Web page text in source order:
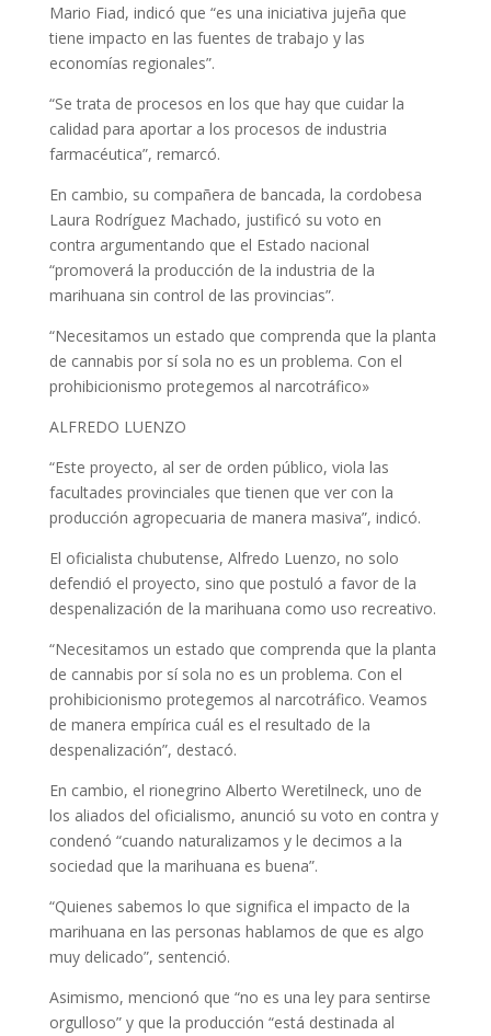
Mario Fiad, indicó que “es una iniciativa jujeña que
tiene impacto en las fuentes de trabajo y las
economías regionales”.
“Se trata de procesos en los que hay que cuidar la
calidad para aportar a los procesos de industria
farmacéutica”, remarcó.
En cambio, su compañera de bancada, la cordobesa
Laura Rodríguez Machado, justificó su voto en
contra argumentando que el Estado nacional
“promoverá la producción de la industria de la
marihuana sin control de las provincias”.
“Necesitamos un estado que comprenda que la planta
de cannabis por sí sola no es un problema. Con el
prohibicionismo protegemos al narcotráfico»
ALFREDO LUENZO
“Este proyecto, al ser de orden público, viola las
facultades provinciales que tienen que ver con la
producción agropecuaria de manera masiva”, indicó.
El oficialista chubutense, Alfredo Luenzo, no solo
defendió el proyecto, sino que postuló a favor de la
despenalización de la marihuana como uso recreativo.
“Necesitamos un estado que comprenda que la planta
de cannabis por sí sola no es un problema. Con el
prohibicionismo protegemos al narcotráfico. Veamos
de manera empírica cuál es el resultado de la
despenalización”, destacó.
En cambio, el rionegrino Alberto Weretilneck, uno de
los aliados del oficialismo, anunció su voto en contra y
condenó “cuando naturalizamos y le decimos a la
sociedad que la marihuana es buena”.
“Quienes sabemos lo que significa el impacto de la
marihuana en las personas hablamos de que es algo
muy delicado”, sentenció.
Asimismo, mencionó que “no es una ley para sentirse
orgulloso” y que la producción “está destinada al